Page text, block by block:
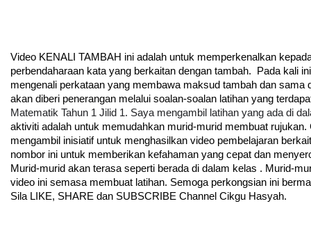
Video KENALI TAMBAH ini adalah untuk memperkenalkan
perbendaharaan kata yang berkaitan dengan tambah.  Pada kali
mengenali perkataan yang membawa maksud tambah dan sama
akan diberi penerangan melalui soalan-soalan latihan yang
Matematik Tahun 1 Jilid 1. Saya mengambil latihan yang ada di
aktiviti adalah untuk memudahkan murid-murid membuat
mengambil inisiatif untuk menghasilkan video pembelajaran
nombor ini untuk memberikan kefahaman yang cepat dan
Murid-murid akan terasa seperti berada di dalam kelas . Murid-
video ini semasa membuat latihan. Semoga perkongsian ini
Sila LIKE, SHARE dan SUBSCRIBE Channel Cikgu Hasyah.